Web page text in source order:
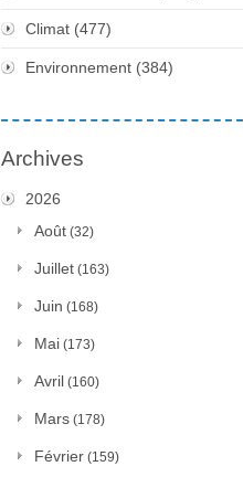
Climat (477)
Environnement (384)
Archives
2026
Août (32)
Juillet (163)
Juin (168)
Mai (173)
Avril (160)
Mars (178)
Février (159)